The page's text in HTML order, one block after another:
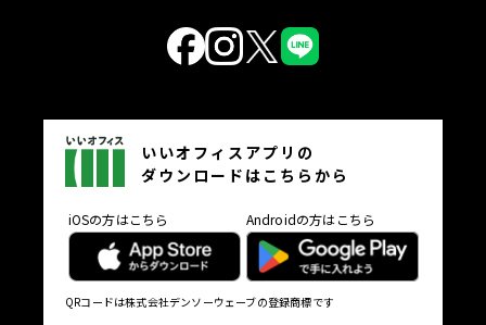
いいオフィスアプリの
ダウンロードはこちらから
iOSの方はこちら Androidの方はこちら
QRコードは株式会社デンソーウェーブの登録商標です